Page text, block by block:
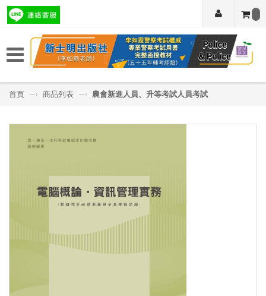
首頁 —› 商品列表 —› 農會新進人員、升等考試人員考試